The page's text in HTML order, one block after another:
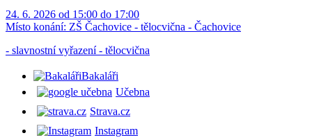
24. 6. 2026 od 15:00 do 17:00
Místo konání: ZŠ Čachovice - tělocvična - Čachovice
- slavnostní vyřazení - tělocvična
Bakaláři
Učebna
Strava.cz
Instagram